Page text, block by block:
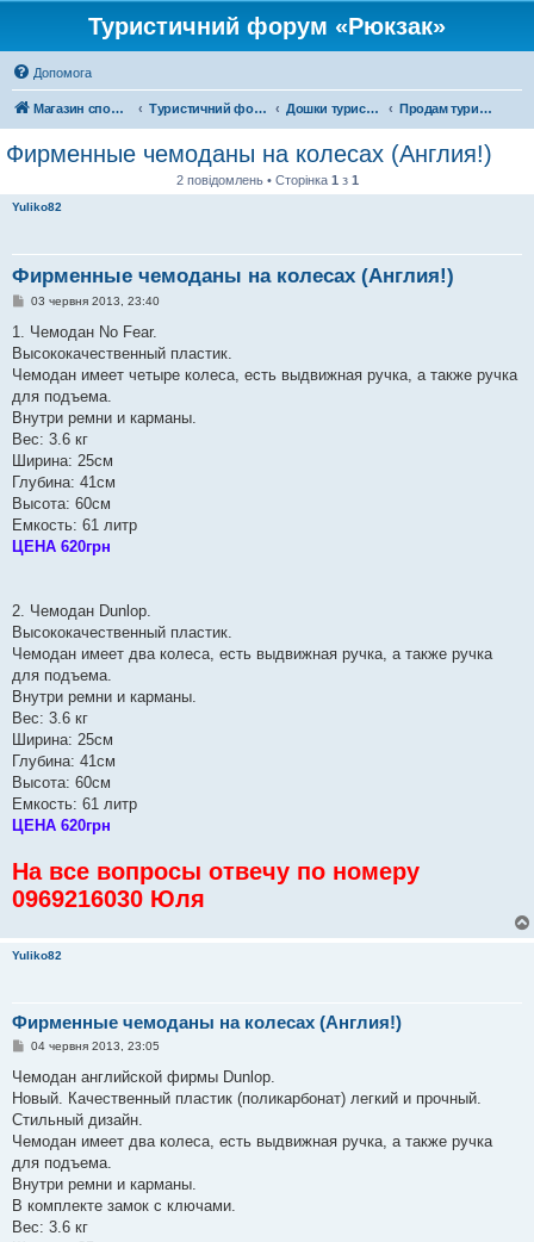
Туристичний форум «Рюкзак»
Допомога
Магазин спорядження Туристичний форум «Рюкзак» Дошки туристичних оголошень Продам туристичне спорядження
Фирменные чемоданы на колесах (Англия!)
2 повідомлень • Сторінка 1 з 1
Yuliko82
Фирменные чемоданы на колесах (Англия!)
П
в
д
о
л
е
н
н
я
03 червня 2013, 23:40
1. Чемодан No Fear.
Высококачественный пластик.
Чемодан имеет четыре колеса, есть выдвижная ручка, а также ручка
для подъема.
Внутри ремни и карманы.
Вес: 3.6 кг
Ширина: 25см
Глубина: 41см
Высота: 60см
Емкость: 61 литр
ЦЕНА 620грн
2. Чемодан Dunlop.
Высококачественный пластик.
Чемодан имеет два колеса, есть выдвижная ручка, а также ручка
для подъема.
Внутри ремни и карманы.
Вес: 3.6 кг
Ширина: 25см
Глубина: 41см
Высота: 60см
Емкость: 61 литр
ЦЕНА 620грн
На все вопросы отвечу по номеру
0969216030 Юля
Yuliko82
Фирменные чемоданы на колесах (Англия!)
П
в
д
о
л
е
н
я
04 червня 2013, 23:05
Чемодан английской фирмы Dunlop.
Новый. Качественный пластик (поликарбонат) легкий и прочный.
Стильный дизайн.
Чемодан имеет два колеса, есть выдвижная ручка, а также ручка
для подъема.
Внутри ремни и карманы.
В комплекте замок с ключами.
Вес: 3.6 кг